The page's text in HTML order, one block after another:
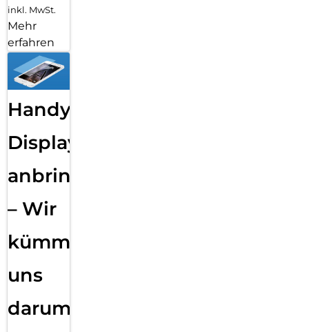
inkl. MwSt.
Mehr
erfahren
Handy
Displayfolie
anbringen
– Wir
kümmern
uns
darum!